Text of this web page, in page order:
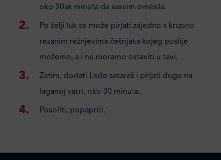
oko 20ak minuta da sasvim omekša.
Po želji luk se može pirjati zajedno s krupno
rezanim režnjevima češnjaka kojeg poslije
možemo, a i ne moramo ostaviti u tavi.
Zatim, dodati Ledo sataraš i pirjati dugo na
laganoj vatri, oko 30 minuta.
Posoliti, popapriti.